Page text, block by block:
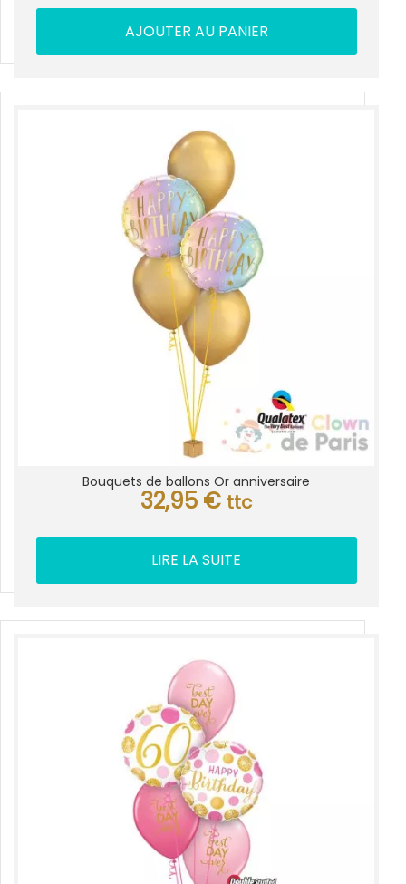
AJOUTER AU PANIER
Bouquets de ballons Or anniversaire
32,95 € ttc
LIRE LA SUITE